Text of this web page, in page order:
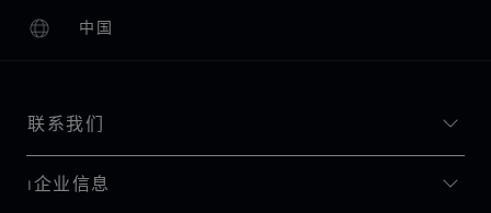
中国
本地化（更改国家/地区）
更改国家/地区
联系我们
I企业信息